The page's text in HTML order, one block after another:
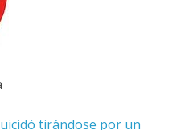
tirándose por un